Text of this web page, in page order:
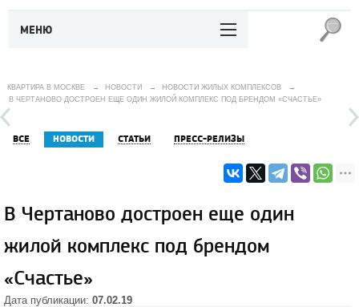
МЕНЮ
КВАРТИРА В МОСКВЕ → НОВОСТИ → НОВОСТИ ЖИЛЫХ КОМПЛЕКСОВ
→
В ЧЕРТАНОВО ДОСТРОЕН ЕЩЕ ОДИН ЖИЛОЙ КОМПЛЕКС ПОД БРЕНДОМ «СЧАСТЬЕ»
ВСЕ НОВОСТИ СТАТЬИ ПРЕСС-РЕЛИЗЫ
В Чертаново достроен еще один
жилой комплекс под брендом
«Счастье»
Дата публикации: 07.02.19